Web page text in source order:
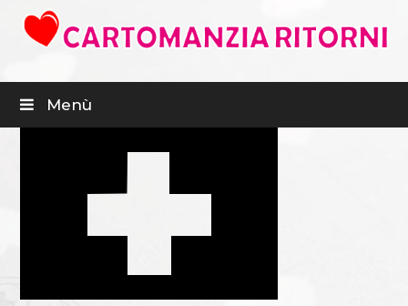
Menù